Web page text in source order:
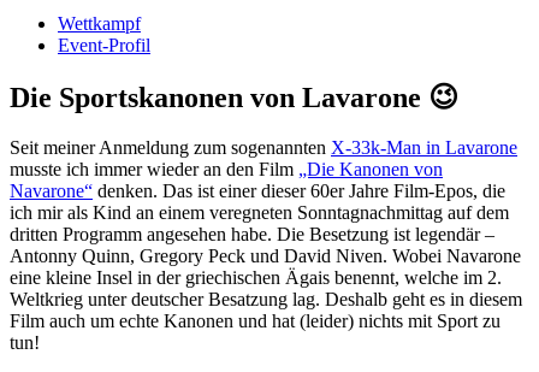
Wettkampf
Event-Profil
Die Sportskanonen von Lavarone 😉
Seit meiner Anmeldung zum sogenannten X-33k-Man in Lavarone
musste ich immer wieder an den Film „Die Kanonen von
Navarone“ denken. Das ist einer dieser 60er Jahre Film-Epos, die
ich mir als Kind an einem veregneten Sonntagnachmittag auf dem
dritten Programm angesehen habe. Die Besetzung ist legendär –
Antonny Quinn, Gregory Peck und David Niven. Wobei Navarone
eine kleine Insel in der griechischen Ägais benennt, welche im 2.
Weltkrieg unter deutscher Besatzung lag. Deshalb geht es in diesem
Film auch um echte Kanonen und hat (leider) nichts mit Sport zu
tun!